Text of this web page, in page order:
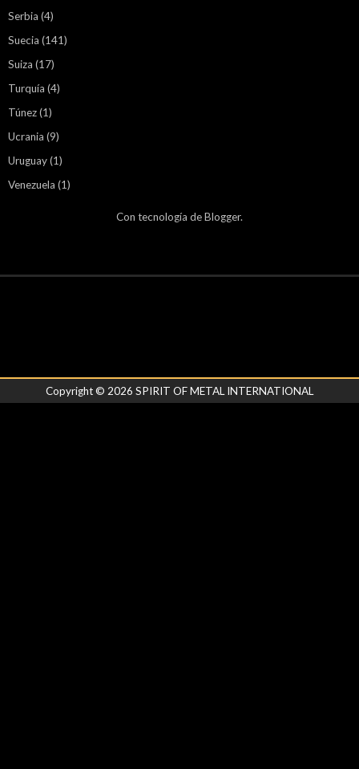
Serbia (4)
Suecia (141)
Suiza (17)
Turquía (4)
Túnez(1)
Ucrania (9)
Uruguay(1)
Venezuela (1)
Con tecnología deBlogger.
Copyright © 2026 SPIRIT OF METAL INTERNATIONAL